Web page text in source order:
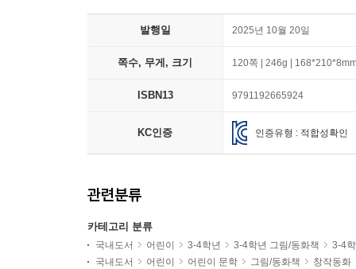
발행일 2025년 10월 20일
쪽수, 무게, 크기 120쪽 | 246g |
ISBN13 9791192665924
KC인증 인증유형 : 적합성확인
관련분류
카테고리 분류
국내도서 어린이 3-4학년 3-4학년 그림/동화책
3-4
국내도서
어린이 어린이 문학 그림/동화책 창작동화